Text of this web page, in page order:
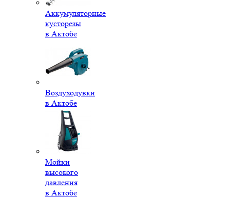
Аккумуляторные
кусторезы
в Актобе
Воздуходувки
в Актобе
Мойки
высокого
давления
в Актобе